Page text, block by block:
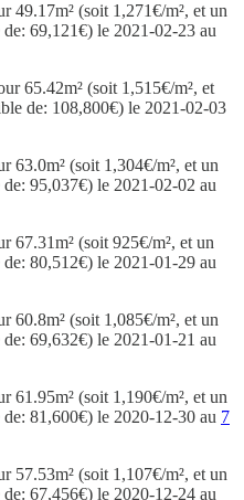
49.17m² (soit 1,271€/m², et un
69,121€) le 2021-02-23 au
65.42m² (soit 1,515€/m², et
de: 108,800€) le 2021-02-03
63.0m² (soit 1,304€/m², et un
95,037€) le 2021-02-02 au
67.31m² (soit 925€/m², et un
80,512€) le 2021-01-29 au
60.8m² (soit 1,085€/m², et un
69,632€) le 2021-01-21 au
61.95m² (soit 1,190€/m², et un
81,600€) le 2020-12-30 au 7
57.53m² (soit 1,107€/m², et un
67,456€) le 2020-12-24 au